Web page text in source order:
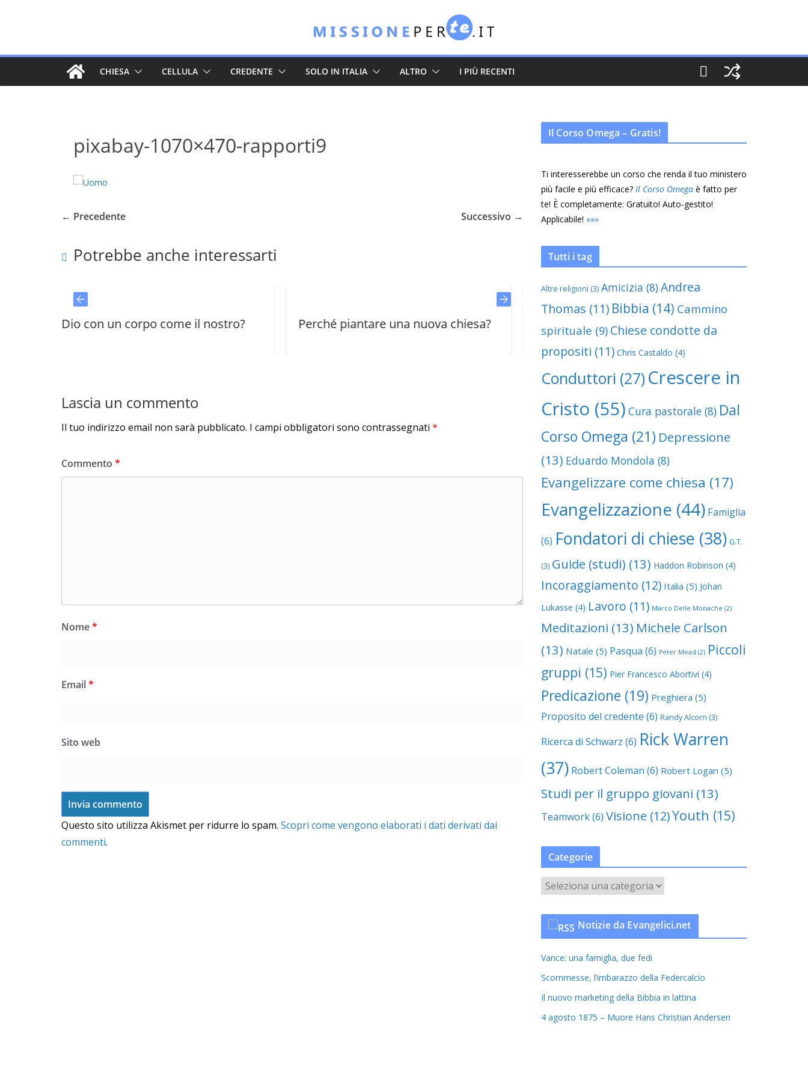
CHIESA CELLULA CREDENTE SOLO IN ITALIA ALTRO I PIÙ RECENTI
pixabay-1070×470-rapporti9
← Precedente Successivo →
Potrebbe anche interessarti
Dio con un corpo come il nostro? Perché piantare una nuova chiesa? Come aprire un dialogo spirituale
Lascia un commento
Il tuo indirizzo email non sarà pubblicato. I campi obbligatori sono contrassegnati *
Commento *
Nome*
Email*
Sito web
Questo sito utilizza Akismet per ridurre lo spam. Scopri come vengono elaborati i dati derivati dai
commenti.
Il Corso Omega – Gratis!
Ti interesserebbe un corso che renda il tuo ministero
più facile e più efficace? Il Corso Omega è fatto per
te! È completamente: Gratuito! Auto-gestito!
Applicabile! »»»
Tutti i tag
Altre religioni (3) Amicizia (8)Andrea
Thomas (11) Bibbia (14) Cammino
spirituale (9) Chiese condotte da
propositi (11) Chris Castaldo (4)
Conduttori (27) Crescere in
Cristo (55) Cura pastorale (8) Dal
Corso Omega (21) Depressione
(13) Eduardo Mondola (8)
Evangelizzare come chiesa (17)
Evangelizzazione (44) Famiglia
(6) Fondatori di chiese (38) G.T.
(3) Guide (studi) (13) Haddon Robinson (4)
Incoraggiamento (12) Italia (5) Johan
Lukasse (4) Lavoro (11) Marco Delle Monache (2)
Meditazioni (13) Michele Carlson
(13) Natale (5) Pasqua (6) Peter Mead (2) Piccoli
gruppi (15) Pier Francesco Abortivi (4)
Predicazione (19) Preghiera (5)
Proposito del credente (6) Randy Alcorn (3)
Ricerca di Schwarz (6) Rick Warren
(37) Robert Coleman (6) Robert Logan (5)
Studi per il gruppo giovani (13)
Teamwork(6) Visione (12)Youth (15)
Categorie
a
t
o
r
e
Notizie da Evangelici.net
Vance: una famiglia, due fedi
Scommesse, l’imbarazzo della Federcalcio
Il nuovo marketing della Bibbia in lattina
4 agosto 1875 – Muore Hans Christian Andersen